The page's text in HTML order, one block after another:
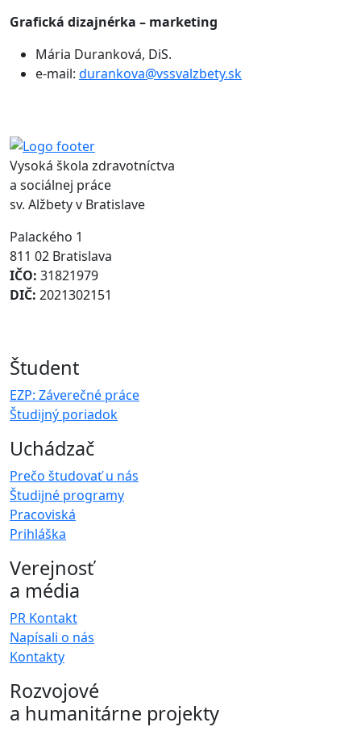
Grafická dizajnérka – marketing
Mária Duranková, DiS.
e-mail: durankova@vssvalzbety.sk
Vysoká škola zdravotníctva
a sociálnej práce
sv. Alžbety v Bratislave
Palackého 1
811 02 Bratislava
IČO: 31821979
DIČ: 2021302151
Študent
EZP: Záverečné práce
Študijný poriadok
Uchádzač
Prečo študovať u nás
Študijné programy
Pracoviská
Prihláška
Verejnosť
a média
PR Kontakt
Napísali o nás
Kontakty
Rozvojové
a humanitárne projekty